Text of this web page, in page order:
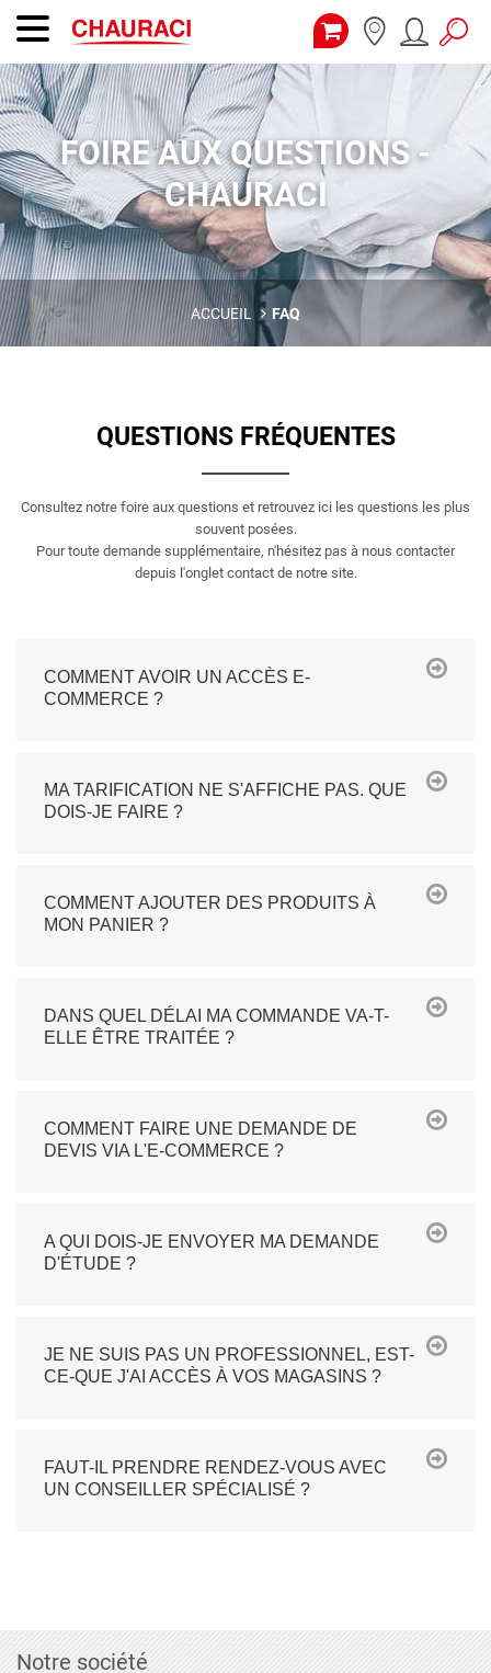
FOIRE AUX QUESTIONS -
CHAURACI
ACCUEIL FAQ
QUESTIONS FRÉQUENTES
Consultez notre foire aux questions et retrouvez ici les questions les plus
souvent posées.
Pour toute demande supplémentaire, n'hésitez pas à nous contacter
depuis l'onglet contact de notre site.
COMMENT AVOIR UN ACCÈS E-
COMMERCE ?
MA TARIFICATION NE S'AFFICHE PAS. QUE
DOIS-JE FAIRE ?
COMMENT AJOUTER DES PRODUITS À
MON PANIER ?
DANS QUEL DÉLAI MA COMMANDE VA-T-
ELLE ÊTRE TRAITÉE ?
COMMENT FAIRE UNE DEMANDE DE
DEVIS VIA L'E-COMMERCE ?
A QUI DOIS-JE ENVOYER MA DEMANDE
D'ÉTUDE ?
JE NE SUIS PAS UN PROFESSIONNEL, EST-
CE-QUE J'AI ACCÈS À VOS MAGASINS ?
FAUT-IL PRENDRE RENDEZ-VOUS AVEC
UN CONSEILLER SPÉCIALISÉ ?
Notre société